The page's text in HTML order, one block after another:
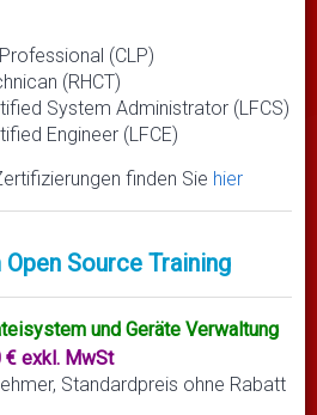
(CLP)
(RHCT)
System Administrator (LFCS)
Engineer (LFCE)
finden Sie hier
Source Training
und Geräte Verwaltung
€ exkl. MwSt
Standardpreis ohne Rabatt